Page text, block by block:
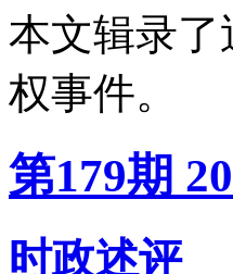
本文辑录
权事件。
第179期
时政述评